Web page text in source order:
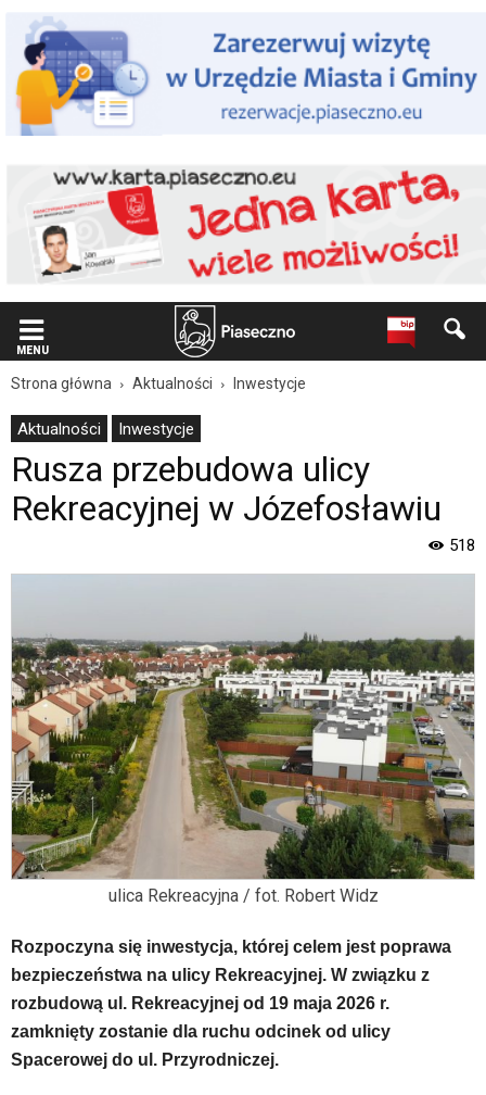
użytkowników
czytników
ekranowych Znajdujesz
się
podstronie
przebudowa
Rekreacyjnej
Józefosławiu
Oficjalna
strona
Gminy
Piaseczno".
jest
szybko
przechodzić
do
treści,
które
znajduje
się
bezpośrednio
pod
tą
wiadomością.
została
wyposażona
dedykowane
skróty
klawiaturowe,
MENU
Strona główna Aktualności Inwestycje
Aktualności Inwestycje
Rusza przebudowa ulicy
Rekreacyjnej w Józefosławiu
518
ulica Rekreacyjna / fot. Robert Widz
Rozpoczyna się inwestycja, której celem jest poprawa
bezpieczeństwa na ulicy Rekreacyjnej. W związku z
rozbudową ul. Rekreacyjnej od 19 maja 2026 r.
zamknięty zostanie dla ruchu odcinek od ulicy
Spacerowej do ul. Przyrodniczej.